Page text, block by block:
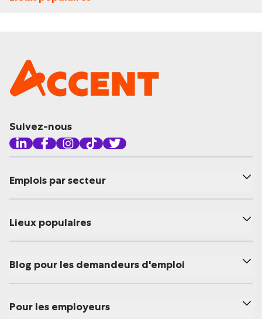
Suivez-nous
Emplois par secteur
Lieux populaires
Blog pour les demandeurs d'emploi
Pour les employeurs